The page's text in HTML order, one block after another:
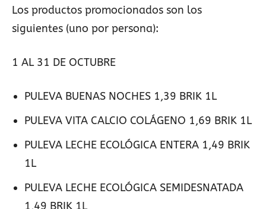
Los productos promocionados son los
siguientes (uno por persona):
1 AL 31 DE OCTUBRE
PULEVA BUENAS NOCHES 1,39 BRIK 1L
PULEVA VITA CALCIO COLÁGENO 1,69 BRIK 1L
PULEVA LECHE ECOLÓGICA ENTERA 1,49 BRIK
1L
PULEVA LECHE ECOLÓGICA SEMIDESNATADA
1,49 BRIK 1L